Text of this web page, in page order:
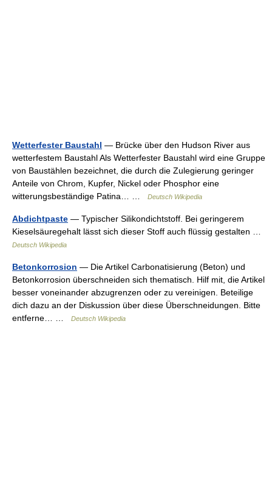
Wetterfester Baustahl — Brücke über den Hudson River aus
wetterfestem Baustahl Als Wetterfester Baustahl wird eine Gruppe
von Baustählen bezeichnet, die durch die Zulegierung geringer
Anteile von Chrom, Kupfer, Nickel oder Phosphor eine
witterungsbeständige Patina… …
Deutsch Wikipedia
Abdichtpaste — Typischer Silikondichtstoff. Bei geringerem
Kieselsäuregehalt lässt sich dieser Stoff auch flüssig gestalten …
Deutsch Wikipedia
Betonkorrosion — Die Artikel Carbonatisierung (Beton) und
Betonkorrosion überschneiden sich thematisch. Hilf mit, die Artikel
besser voneinander abzugrenzen oder zu vereinigen. Beteilige
dich dazu an der Diskussion über diese Überschneidungen. Bitte
entferne… …
Deutsch Wikipedia